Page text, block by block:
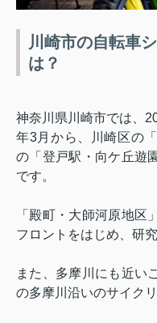
川崎市の自転車
は？
神奈川県川崎市では、
年3月から、川崎区の
の「登戸駅・向ケ丘遊
です。
「殿町・大師河原地区
フロントをはじめ、研
また、多摩川にも近い
の多摩川沿いのサイク